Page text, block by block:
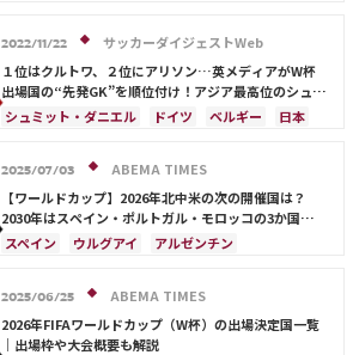
セルビア
オランダ ポーランド
アルゼンチン
カメルーン
ウェールズ
リオネル・メッシ
キリアン・ムバッペ
フィル・フォーデン
スペイン
日本 クロアチア
ポルトガル
ブラジル
カナダ ガーナ
オーストラリア
イングランド
オランダ
アルゼンチン
エクアドル
ウルグアイ
セネガル
ポーランド
メキシコ モロッコ
アメリカ
ウェールズ コスタリカ
C・ロナウド
ルカ・モドリッチ
キリアン・ムバッペ
クリスティアン・エリクセン
サディオ・マネ
ポール・ポグバ
エンゴロ・カンテ
ハリー・ケイン
2022/11/22
サッカーダイジェストWeb
１位はクルトワ、２位にアリソン…英メディアがW杯
出場国の“先発GK”を順位付け！アジア最高位のシュミ
ットは何位？
シュミット・ダニエル ドイツ ベルギー
日本
セネガル
権田 修一
マヌエル・ノイアー
サウジアラビア
デンマーク
セルビア
スペイン
フランス クロアチア
スイス
イングランド
オランダ
ポーランド
メキシコ
ガーナ カメルーン
アメリカ
ウェールズ
オーストラリア
コスタリカ
日本代表
リオネル・メッシ
2025/07/03
ABEMA TIMES
【ワールドカップ】2026年北中米の次の開催国は？
2030年はスペイン・ポルトガル・モロッコの3か国共
催！ ウルグアイ・アルゼンチン・パラグアイでも限定
スペイン ウルグアイ
アルゼンチン
サウジアラビア
メキシコ アメリカ
イングランド
日本 カナダ 韓国
セルビア
スイス
オーストラリア
2025/06/25
ABEMA TIMES
2026年FIFAワールドカップ（W杯）の出場決定国一覧
｜出場枠や大会概要も解説